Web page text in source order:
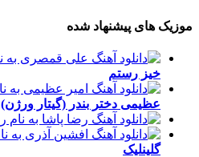
موزیک های پیشنهاد شده
خیز رستم
عظیمی دختر بندر (گیتار ورژن)
گلینلیک